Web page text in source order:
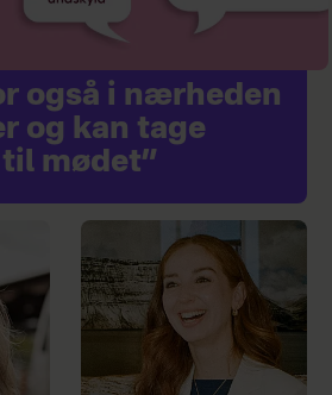
også i nærheden
og kan tage
mødet”